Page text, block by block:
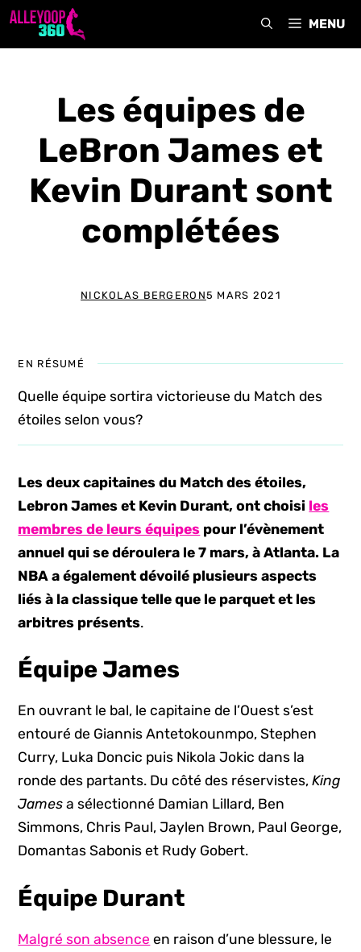
Aller
MENU
Les équipes de
LeBron James et
Kevin Durant sont
complétées
NICKOLAS BERGERON5 MARS 2021
EN RÉSUMÉ
Quelle équipe sortira victorieuse du Match des
étoiles selon vous?
Les deux capitaines du Match des étoiles,
Lebron James et Kevin Durant, ont choisi les
membres de leurs équipes pour l’évènement
annuel qui se déroulera le 7 mars, à Atlanta. La
NBA a également dévoilé plusieurs aspects
liés à la classique telle que le parquet et les
arbitres présents.
Équipe James
En ouvrant le bal, le capitaine de l’Ouest s’est
entouré de Giannis Antetokounmpo, Stephen
Curry, Luka Doncic puis Nikola Jokic dans la
ronde des partants. Du côté des réservistes,King
James a sélectionné Damian Lillard, Ben
Simmons, Chris Paul, Jaylen Brown, Paul George,
Domantas Sabonis et Rudy Gobert.
Équipe Durant
Malgré son absence en raison d’une blessure, le